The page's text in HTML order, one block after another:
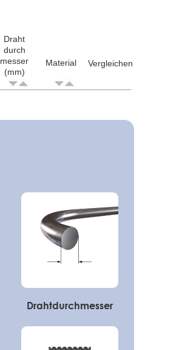
Draht
durch
messer
(mm)
Material Vergleichen
Drahtdurchmesser